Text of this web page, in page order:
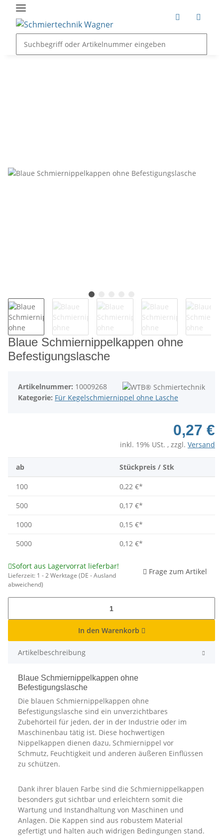
Blaue Schmiernippelkappen ohne
Befestigungslasche
Artikelnummer: 10009268
Kategorie: Für Kegelschmiernippel ohne Lasche
0,27 €
inkl. 19% USt. , zzgl. Versand
ab Stückpreis / Stk
100 0,22 €*
500
0,17 €*
1000
0,15 €*
5000
0,12 €*
Sofort aus Lagervorrat lieferbar!
Lieferzeit: 1 - 2 Werktage (DE - Ausland
abweichend)
Frage zum Artikel
In den Warenkorb
Artikelbeschreibung
Blaue Schmiernippelkappen ohne
Befestigungslasche
Die blauen Schmiernippelkappen ohne
Befestigungslasche sind ein unverzichtbares
Zubehörteil für jeden, der in der Industrie oder im
Maschinenbau tätig ist. Diese hochwertigen
Nippelkappen dienen dazu, Schmiernippel vor
Schmutz, Feuchtigkeit und anderen äußeren Einflüssen
zu schützen.
Dank ihrer blauen Farbe sind die Schmiernippelkappen
besonders gut sichtbar und erleichtern somit die
Wartung und Instandhaltung von Maschinen und
Anlagen. Die Kappen sind aus robustem Material
gefertigt und halten auch widrigen Bedingungen stand.